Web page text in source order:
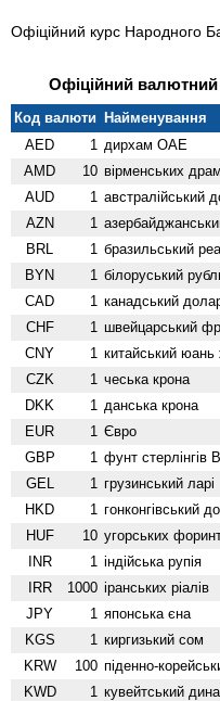
Офіційний курс Народного
Офіційний валютний
Код валюти Найменування
AED
1 дирхам ОАЕ
AMD 10 вiрменських
AUD 1 австралійський
AZN 1
BRL 1 бразильський
BYN 1 білоруський
CAD 1 канадський
CHF 1 швейцарський
CNY 1 китайський
CZK 1 чеська крона
DKK 1 данська крона
EUR 1 Євро
GBP 1 фунт стерлінгів
GEL 1 грузинський ларі
HKD 1 гонконгівський
HUF 10 угорських
INR 1 індійська рупія
IRR 1000 іранських ріалів
JPY 1 японська єна
KGS 1 киргизький сом
KRW 100 піденно-
KWD 1 кувейтський